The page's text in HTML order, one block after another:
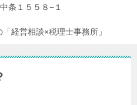
条１５５８−１
経営相談×税理士事務所」